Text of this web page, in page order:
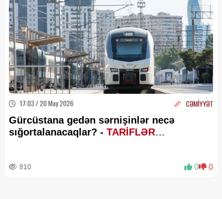
17:03 / 20 May 2026 CƏMİYYƏT
Gürcüstana gedən sərnişinlər necə
sığortalanacaqlar? - TARİFLƏR
810 0 0